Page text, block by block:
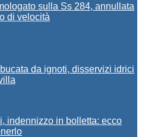
sulla Ss 284, annullata
di velocità
da ignoti, disservizi idrici
indennizzo in bolletta: ecco